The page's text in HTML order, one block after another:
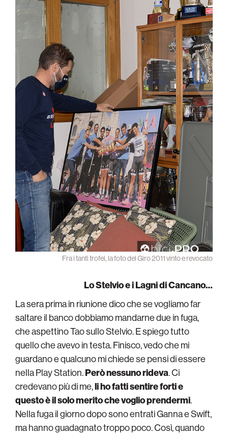
Fra i tanti trofei, la foto del Giro 2011 vinto e revocato
Lo Stelvio e i Lagni di Cancano…
La sera prima in riunione dico che se vogliamo far
saltare il banco dobbiamo mandarne due in fuga,
che aspettino Tao sullo Stelvio. E spiego tutto
quello che avevo in testa. Finisco, vedo che mi
guardano e qualcuno mi chiede se pensi di essere
nella Play Station.Però nessuno rideva. Ci
credevano più di me,li ho fatti sentire forti e
questo è il solo merito che voglio prendermi.
Nella fuga il giorno dopo sono entrati Ganna e Swift,
ma hanno guadagnato troppo poco. Così, quando